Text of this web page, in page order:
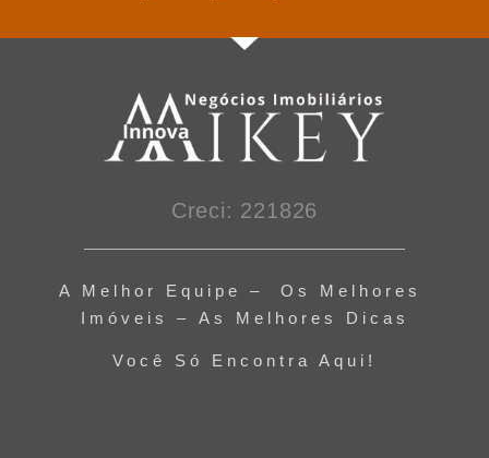
Creci: 221826
A Melhor Equipe – Os Melhores
Imóveis – As Melhores Dicas
Você Só Encontra Aqui!